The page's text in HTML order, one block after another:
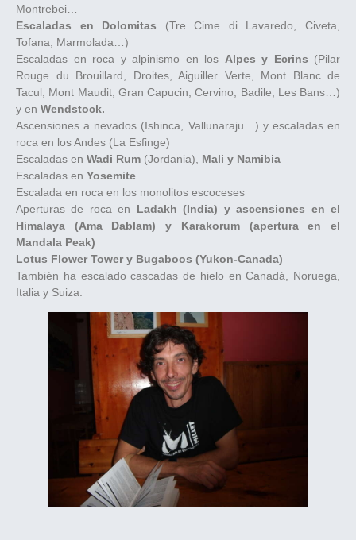
Montrebei…
Escaladas en Dolomitas (Tre Cime di Lavaredo, Civeta,
Tofana, Marmolada…)
Escaladas en roca y alpinismo en los Alpes y Ecrins (Pilar
Rouge du Brouillard, Droites, Aiguiller Verte, Mont Blanc de
Tacul, Mont Maudit, Gran Capucin, Cervino, Badile, Les Bans…)
y en Wendstock.
Ascensiones a nevados (Ishinca, Vallunaraju…) y escaladas en
roca en los Andes (La Esfinge)
Escaladas en Wadi Rum (Jordania), Mali y Namibia
Escaladas en Yosemite
Escalada en roca en los monolitos escoceses
Aperturas de roca en Ladakh (India) y ascensiones en el
Himalaya (Ama Dablam) y Karakorum (apertura en el
Mandala Peak)
Lotus Flower Tower y Bugaboos (Yukon-Canada)
También ha escalado cascadas de hielo en Canadá, Noruega,
Italia y Suiza.